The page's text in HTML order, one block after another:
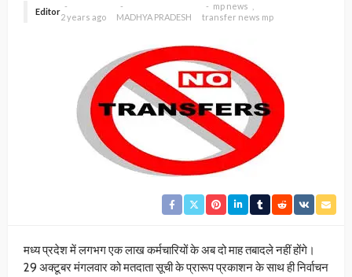
Editor
2 years ago MADHYA PRADESH
mp news
transfer news mp
मध्य प्रदेश में लगभग एक लाख कर्मचारियों के अब दो माह तबादले नहीं होंगे।
29 अक्टूबर मंगलवार को मतदाता सूची के प्रारूप प्रकाशन के साथ ही निर्वाचन